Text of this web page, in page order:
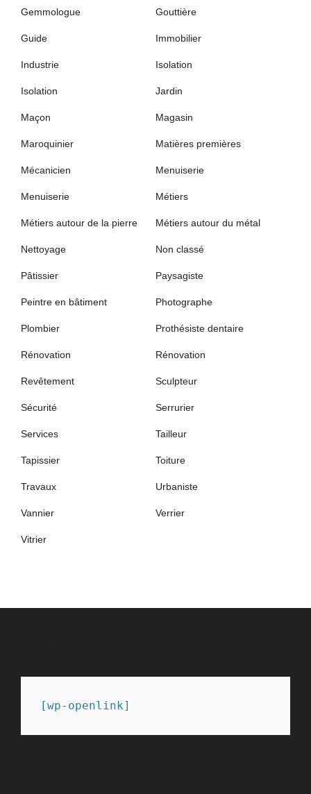
Gemmologue Gouttière
Guide Immobilier
Industrie Isolation
Isolation Jardin
Maçon Magasin
Maroquinier Matières premières
Mécanicien Menuiserie
Menuiserie Métiers
Métiers autour de la pierre Métiers autour du métal
Nettoyage Non classé
Pâtissier Paysagiste
Peintre en bâtiment Photographe
Plombier Prothésiste dentaire
Rénovation Rénovation
Revêtement Sculpteur
Sécurité Serrurier
Services Tailleur
Tapissier Toiture
Travaux Urbaniste
Vannier Verrier
Vitrier
[wp-openlink]